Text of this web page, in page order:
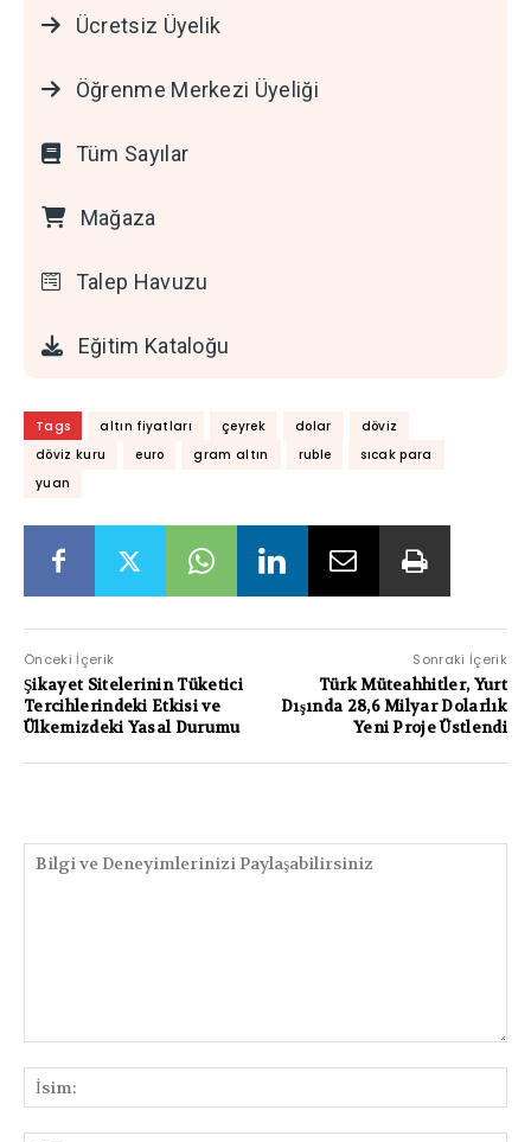
Ücretsiz Üyelik
Öğrenme Merkezi Üyeliği
Tüm Sayılar
Mağaza
Talep Havuzu
Eğitim Kataloğu
Tags altın fiyatları çeyrek dolar
döviz
döviz kuru
euro gram altın ruble
sıcak para
yuan
Önceki İçerik
Şikayet Sitelerinin Tüketici
Tercihlerindeki Etkisi ve
Ülkemizdeki Yasal Durumu
Sonraki İçerik
Türk Müteahhitler, Yurt
Dışında 28,6 Milyar Dolarlık
Yeni Proje Üstlendi
ve
Deneyimlerinizi
Paylaşabilirsiniz